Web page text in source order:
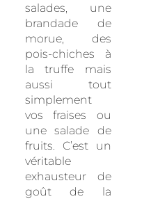
salades, une
brandade de
morue, des
pois-chiches à
la truffe mais
aussi tout
simplement
vos fraises ou
une salade de
fruits. C’est un
véritable
exhausteur de
goût de la